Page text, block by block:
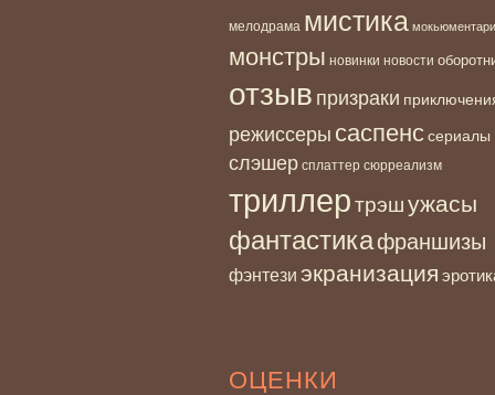
мелодрама мистика мокьюментари
монстры новинки новости
отзыв призраки
режиссеры саспенссериалы
слэшер сплаттер сюрреализм
триллертрэшужасы
фантастикафраншизы
фэнтези экранизация
ОЦЕНКИ